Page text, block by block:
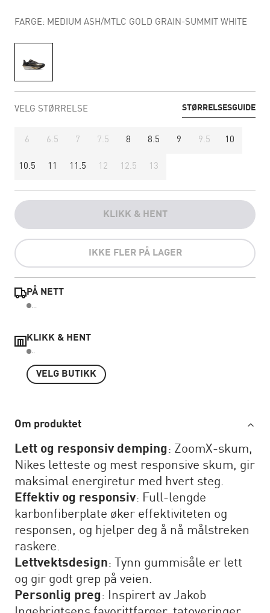
FARGE: MEDIUM ASH/MTLC GOLD GRAIN-SUMMIT WHITE
VELG STØRRELSE STØRRELSESGUIDE
6 6.5 7 7.5 8 8.5 9 9.5 10
10.5 11 11.5 12 12.5 13
KLIKK & HENT
IKKE FLER PÅ LAGER
PÅ NETT
...
KLIKK & HENT
..
VELG BUTIKK
Om produktet
Lett og responsiv demping: ZoomX-skum,
Nikes letteste og mest responsive skum, gir
maksimal energiretur med hvert steg.
Effektiv og responsiv: Full-lengde
karbonfiberplate øker effektiviteten og
responsen, og hjelper deg å nå målstreken
raskere.
Lettvektsdesign: Tynn gummisåle er lett
og gir godt grep på veien.
Personlig preg: Inspirert av Jakob